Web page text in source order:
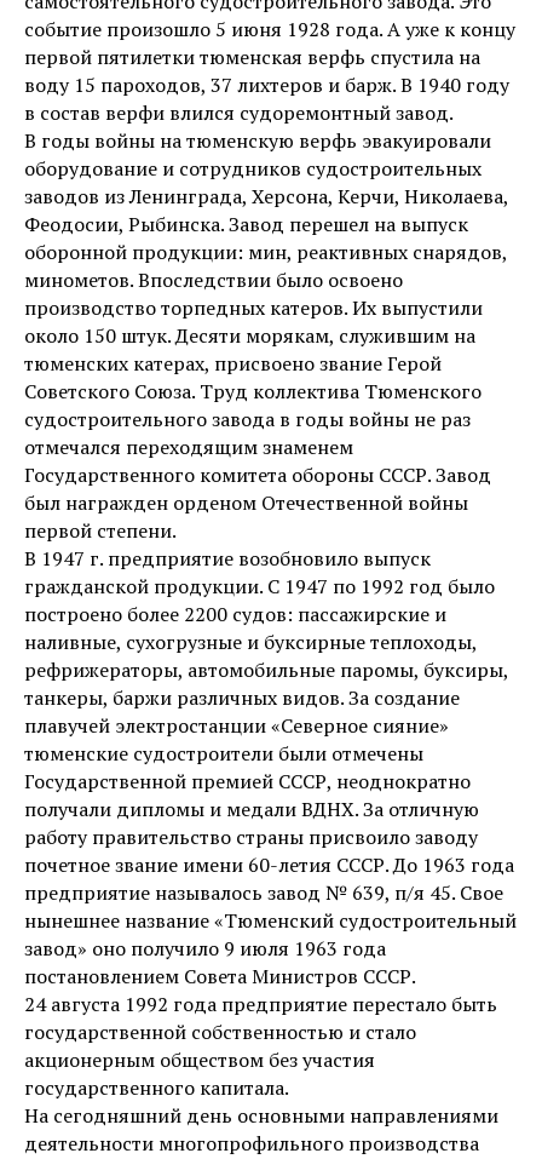
событие произошло 5 июня 1928 года. А уже к концу
первой пятилетки тюменская верфь спустила на
воду 15 пароходов, 37 лихтеров и барж. В 1940 году
в состав верфи влился судоремонтный завод.
В годы войны на тюменскую верфь эвакуировали
оборудование и сотрудников судостроительных
заводов из Ленинграда, Херсона, Керчи, Николаева,
Феодосии, Рыбинска. Завод перешел на выпуск
оборонной продукции: мин, реактивных снарядов,
минометов. Впоследствии было освоено
производство торпедных катеров. Их выпустили
около 150 штук. Десяти морякам, служившим на
тюменских катерах, присвоено звание Герой
Советского Союза. Труд коллектива Тюменского
судостроительного завода в годы войны не раз
отмечался переходящим знаменем
Государственного комитета обороны СССР. Завод
был награжден орденом Отечественной войны
первой степени.
В 1947 г. предприятие возобновило выпуск
гражданской продукции. С 1947 по 1992 год было
построено более 2200 судов: пассажирские и
наливные, сухогрузные и буксирные теплоходы,
рефрижераторы, автомобильные паромы, буксиры,
танкеры, баржи различных видов. За создание
плавучей электростанции «Северное сияние»
тюменские судостроители были отмечены
Государственной премией СССР, неоднократно
получали дипломы и медали ВДНХ. За отличную
работу правительство страны присвоило заводу
почетное звание имени 60-летия СССР. До 1963 года
предприятие называлось завод № 639, п/я 45. Свое
нынешнее название «Тюменский судостроительный
завод» оно получило 9 июля 1963 года
постановлением Совета Министров СССР.
24 августа 1992 года предприятие перестало быть
государственной собственностью и стало
акционерным обществом без участия
государственного капитала.
На сегодняшний день основными направлениями
деятельности многопрофильного производства